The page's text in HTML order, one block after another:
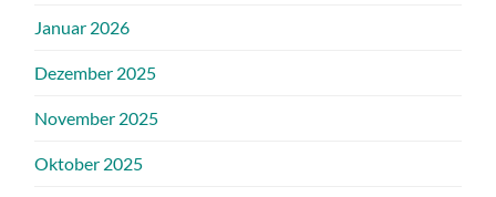
Januar 2026
Dezember 2025
November 2025
Oktober 2025